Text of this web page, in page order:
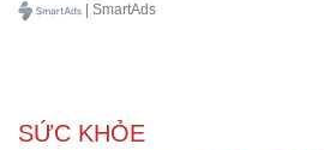
| SmartAds
SỨC KHỎE